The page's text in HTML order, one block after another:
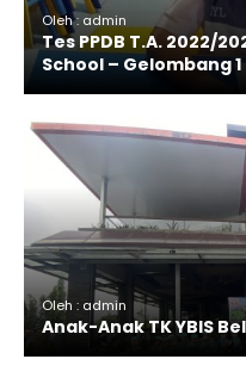
Oleh : admin
Tes PPDB T.A. 2022/
School – Gelombang 1
Oleh : admin
Anak-Anak TK YBIS